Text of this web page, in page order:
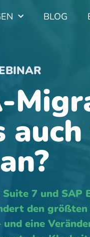
BLOG
Suite 7und SAP
den
eine